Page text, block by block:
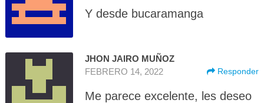
Y desde bucaramanga
JHON JAIRO MUÑOZ
FEBRERO 14, 2022
Responder
Me parece excelente, les deseo